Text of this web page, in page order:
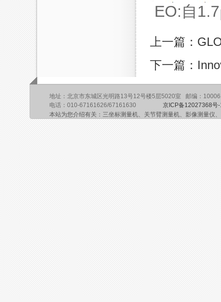
EO:自1.7
上一篇：
下一篇：
地址：北京市东城区光明路13号12号楼5层5020室 邮编：
电话：010-67161626/67161630 京ICP备12027368号
本站为您介绍有关：三坐标测量机、关节臂测量机、影像测量仪